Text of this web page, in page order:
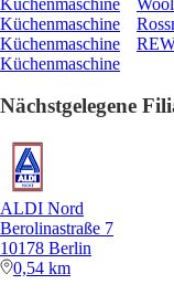
Küchenmaschine
Küchenmaschine
Küchenmaschine
Nächstgelegene
ALDI Nord
Berolinastraße 7
10178 Berlin
0,54 km